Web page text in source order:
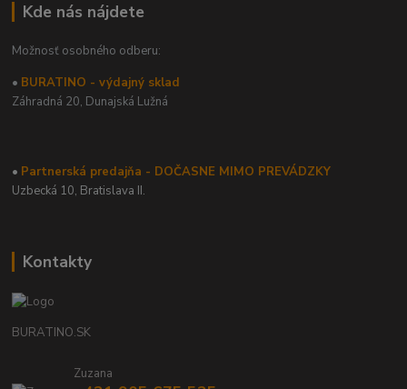
Kde nás nájdete
Možnosť osobného odberu:
• BURATINO - výdajný sklad
Záhradná 20, Dunajská Lužná
• Partnerská predajňa - DOČASNE MIMO PREVÁDZKY
Uzbecká 10, Bratislava II.
Kontakty
BURATINO.SK
Zuzana